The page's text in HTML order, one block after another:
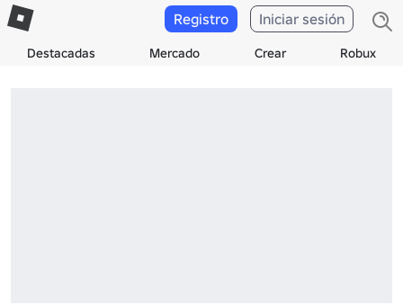
Destacadas Mercado Crear Robux
Registro Iniciar sesión